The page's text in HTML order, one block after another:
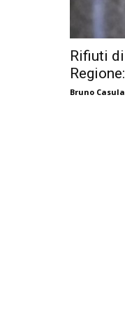
Rifiuti
Bruno Casula